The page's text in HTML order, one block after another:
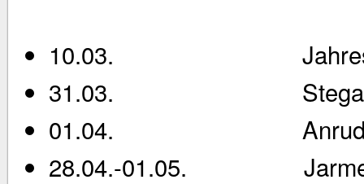
10.03.
31.03.
01.04.
28.04.-01.05.